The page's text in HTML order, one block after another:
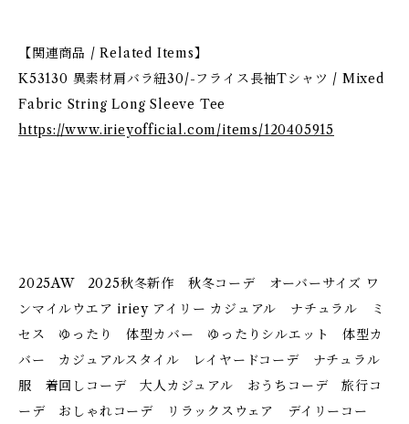
【関連商品 / Related Items】
K53130 異素材肩バラ紐30/-フライス長袖Tシャツ / Mixed
Fabric String Long Sleeve Tee
https://www.irieyofficial.com/items/120405915
2025AW 2025秋冬新作 秋冬コーデ オーバーサイズ ワ
ンマイルウエア iriey アイリー カジュアル ナチュラル ミ
セス ゆったり 体型カバー ゆったりシルエット 体型カ
バー カジュアルスタイル レイヤードコーデ ナチュラル
服 着回しコーデ 大人カジュアル おうちコーデ 旅行コ
ーデ おしゃれコーデ リラックスウェア デイリーコー